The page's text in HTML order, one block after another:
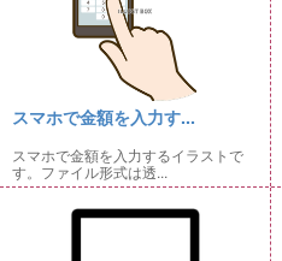
スマホで金額を入力す...
スマホで金額を入力するイラストで
す。ファイル形式は透...